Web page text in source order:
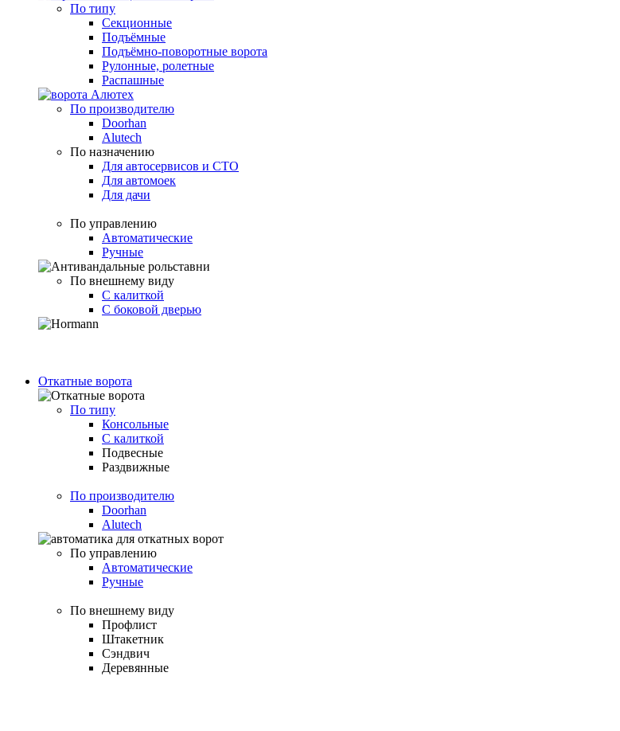
По типу
Секционные
Подъёмные
Подъёмно-поворотные ворота
Рулонные, ролетные
Распашные
По производителю
Doorhan
Alutech
По назначению
Для автосервисов и СТО
Для автомоек
Для дачи
По управлению
Автоматические
Ручные
По внешнему виду
С калиткой
С боковой дверью
Откатные ворота
По типу
Консольные
С калиткой
Подвесные
Раздвижные
По производителю
Doorhan
Alutech
По управлению
Автоматические
Ручные
По внешнему виду
Профлист
Штакетник
Сэндвич
Деревянные